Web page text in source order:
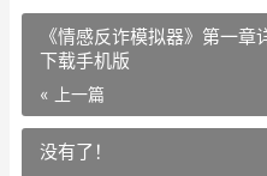
《情感反诈模拟器》第一
下载手机版
« 上一篇
没有了！